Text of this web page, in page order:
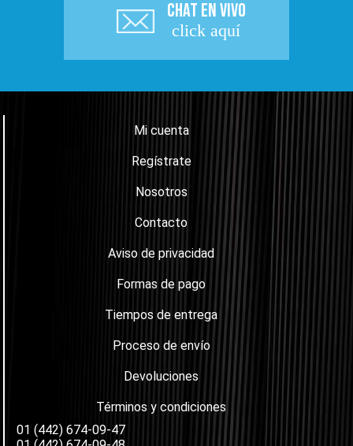
CHAT EN VIVO
click aquí
Mi cuenta
Regístrate
Nosotros
Contacto
Aviso de privacidad
Formas de pago
Tiempos de entrega
Proceso de envío
Devoluciones
Términos y condiciones
01 (442) 674-09-47